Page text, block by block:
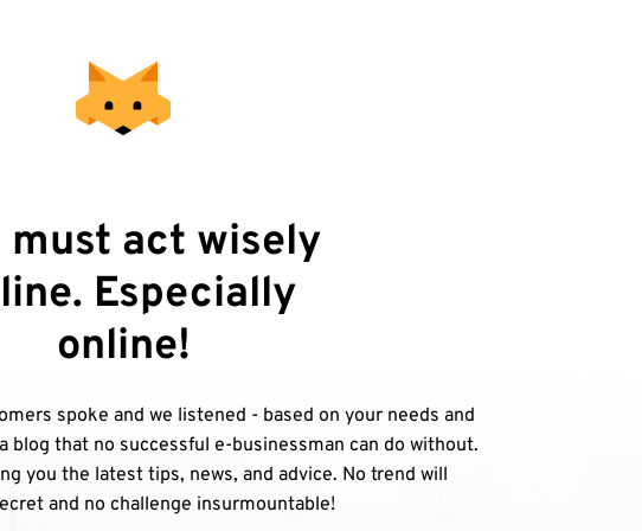
must act wisely
Especially
online!
spoke and we listened - based on your needs and
blog that no successful e-businessman can do without.
you the latest tips, news, and advice. No trend will
and no challenge insurmountable!